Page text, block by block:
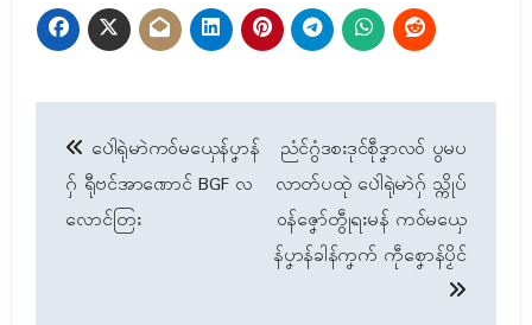
Post
navigation
ပေါဲရုဲမာဲကဝ်မယှေန်ပၞာန်
ဂှ် ရီုဗၚ်အာဏောၚ် BGF လ
လောၚ်တြး
ညံၚ်ဂွံဒစးဒုၚ်စဵုဒၞာလဝ် ပွမပ
လာတ်ပထုဲ ပေါဲရုဲမာဲဂှ် သ္ကိုပ်
ဝန်ဇၞော်တွဵုရးမန် ကဝ်မယှေ
န်ပၞာန်ခါန်ကၞက် ကဵုစၞောန်ပၟိၚ်